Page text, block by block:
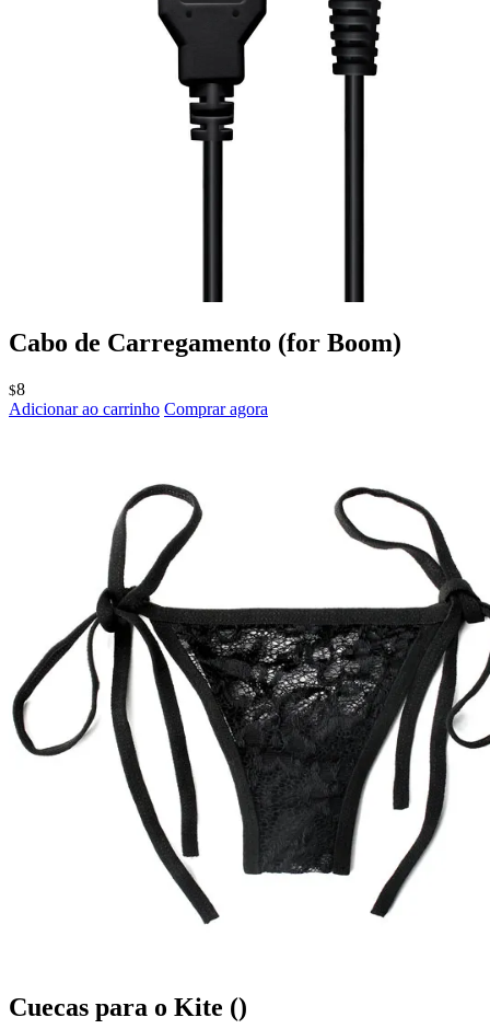
Cabo de Carregamento (for Boom)
$8
Adicionar ao carrinho Comprar agora
Cuecas para o Kite ()